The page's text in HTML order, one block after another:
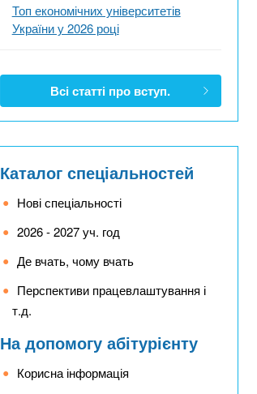
Топ економічних університетів
України у 2026 році
Всі статті про вступ.
Каталог спеціальностей
Нові спеціальності
2026 - 2027 уч. год
Де вчать, чому вчать
Перспективи працевлаштування і
т.д.
На допомогу абітурієнту
Корисна інформація